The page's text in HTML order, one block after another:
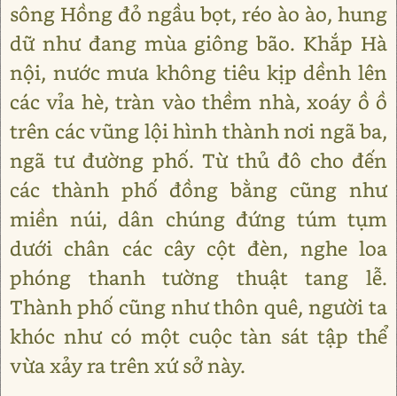
sông Hồng đỏ ngầu bọt, réo ào ào, hung
dữ như đang mùa giông bão. Khắp Hà
nội, nước mưa không tiêu kịp dềnh lên
các vỉa hè, tràn vào thềm nhà, xoáy ồ ồ
trên các vũng lội hình thành nơi ngã ba,
ngã tư đường phố. Từ thủ đô cho đến
các thành phố đồng bằng cũng như
miền núi, dân chúng đứng túm tụm
dưới chân các cây cột đèn, nghe loa
phóng thanh tường thuật tang lễ.
Thành phố cũng như thôn quê, người ta
khóc như có một cuộc tàn sát tập thể
vừa xảy ra trên xứ sở này.